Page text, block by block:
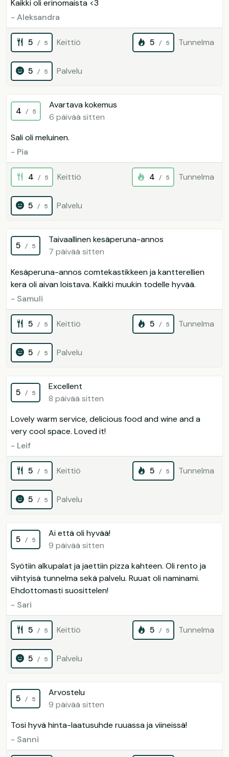
Kaikki oli erinomaista <3
- Aleksandra
5 / 5 Keittiö 5 / 5 Tunnelma
5 / 5 Palvelu
4 / 5
Avartava kokemus
6 päivää sitten
Sali oli meluinen.
- Pia
4 / 5 Keittiö 4 / 5 Tunnelma
5 / 5 Palvelu
5 / 5
Taivaallinen kesäperuna-annos
7 päivää sitten
Kesäperuna-annos comtekastikkeen ja kantterellien
kera oli aivan loistava. Kaikki muukin todelle hyvää.
- Samuli
5 / 5 Keittiö 5 / 5 Tunnelma
5 / 5 Palvelu
5 / 5
Excellent
8 päivää sitten
Lovely warm service, delicious food and wine and a
very cool space. Loved it!
- Leif
5 / 5 Keittiö 5 / 5 Tunnelma
5 / 5 Palvelu
5 / 5
Ai että oli hyvää!
9 päivää sitten
Syötiin alkupalat ja jaettiin pizza kahteen. Oli rento ja
viihtyisä tunnelma sekä palvelu. Ruuat oli naminami.
Ehdottomasti suosittelen!
- Sari
5 / 5 Keittiö 5 / 5 Tunnelma
5 / 5 Palvelu
5 / 5
Arvostelu
9 päivää sitten
Tosi hyvä hinta-laatusuhde ruuassa ja viineissä!
- Sanni